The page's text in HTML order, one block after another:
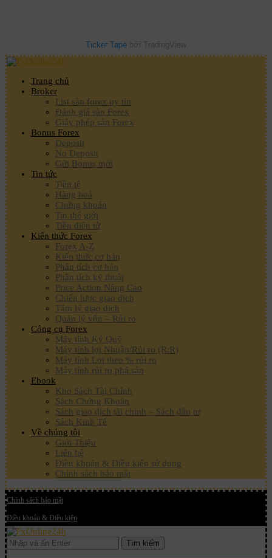
Ticker Tape bởi TradingView
Trang chủ
Broker
List sàn forex uy tín
Đánh giá sàn Forex
Giấy phép sàn Forex
Bonus Forex
Deposit
No Deposit
Gửi Bonus mới
Tin tức
Tiền tệ
Hàng hoá
Chứng khoán
Tin thế giới
Tiền điện tử
Kiến thức Forex
Forex A-Z
Kiến thức cơ bản
Phân tích cơ bản
Phân tích kỹ thuật
Price Action Nâng Cao
Chiến lược giao dịch
Tâm lý giao dịch
Quản lý vốn – Rủi ro
Công cụ Forex
Máy tính Ký Quỹ
Máy tính lợi Nhuận/Rủi ro (R:R)
Máy tính Lot theo % rủi ro
Máy tính rủi ro phá sản
Ebook
Kho Sách Tài Chính
Sách Chứng Khoán
Sách giao dịch tài chính – Sách đầu tư
Sách Kinh Tế
Về chúng tôi
Giới Thiệu
Liên hệ
Điều khoản & Điều kiện sử dụng
Chính sách bảo mật
Chính sách bảo mật
Điều khoản & Điều kiện
Tìm kiếm